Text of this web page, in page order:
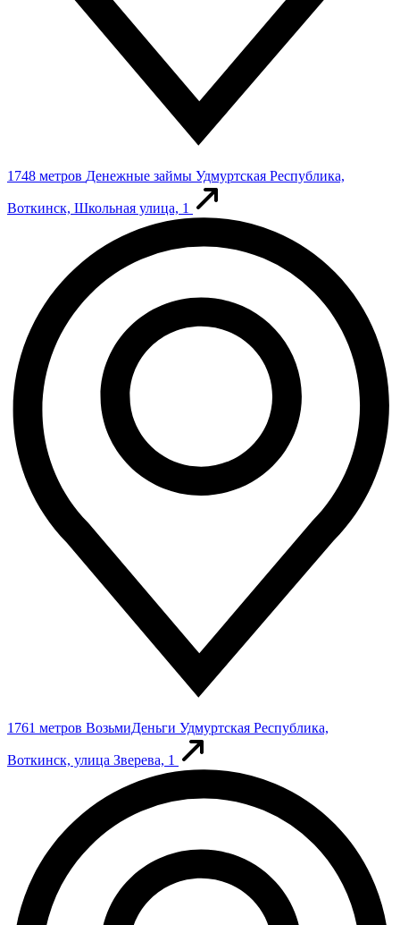
1748 метров Денежные займы Удмуртская Республика,
Воткинск, Школьная улица, 1
1761 метров ВозьмиДеньги Удмуртская Республика,
Воткинск, улица Зверева, 1